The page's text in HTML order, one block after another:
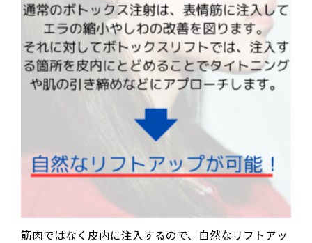
筋肉ではなく皮内に注入するので、自然なリフトアッ